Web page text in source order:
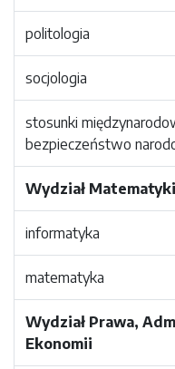
politologia
socjologia
stosunki
bezpieczeństwo
Wydział
informatyka
matematyka
Wydział Prawa,
Ekonomii